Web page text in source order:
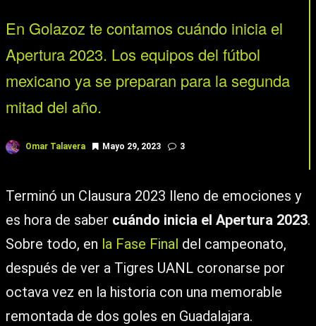
En Golazoz te contamos cuándo inicia el
Apertura 2023. Los equipos del fútbol
mexicano ya se preparan para la segunda
mitad del año.
Omar Talavera Mayo 29, 2023 3
Terminó un Clausura 2023 lleno de emociones y
es hora de saber cuándo inicia el Apertura 2023.
Sobre todo, en la Fase Final del campeonato,
después de ver a Tigres UANL coronarse por
octava vez en la historia con una memorable
remontada de dos goles en Guadalajara.